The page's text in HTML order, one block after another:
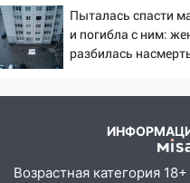
15:00
В
14:32
надвигается жара
Пешеход
подробности
Фруктовой
дипломатам
Пыталась спасти
и погибла с ним:
разбилась
Возрастная категория 18+